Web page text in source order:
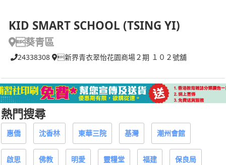
KID SMART SCHOOL (TSING YI)
葵青區
24338308 新界青衣翠怡花園商場２期 １０２號舖
熱門搜尋
惠僑 沈香林 東華三院 基灣 潮州會館
啟思 佛教 明愛 靈糧堂 福建 保良局